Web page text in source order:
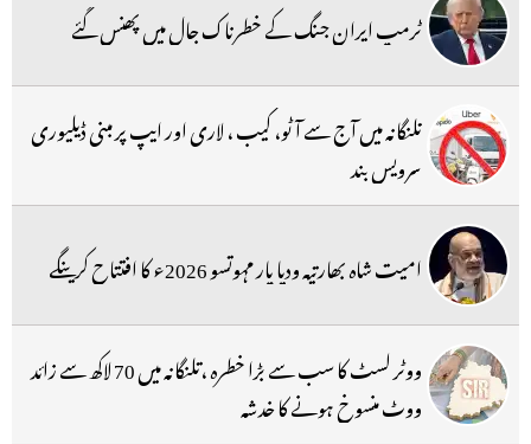
ٹرمپ ایران جنگ کے خطرناک جال میں پھنس گئے
تلنگانہ میں آج سے آٹو، کیب ، لاری اور ایپ پر مبنی ڈیلیوری
سرویس بند
امیت شاہ بھارتیہ ودیا پار مہوتسو 2026ء کا افتتاح کرینگے
ووٹر لسٹ کا سب سے بڑا خطرہ ،تلنگانہ میں 70 لاکھ سے زائد
ووٹ منسوخ ہونے کا خدشہ